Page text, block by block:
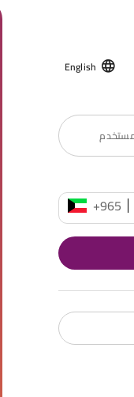
English
+965